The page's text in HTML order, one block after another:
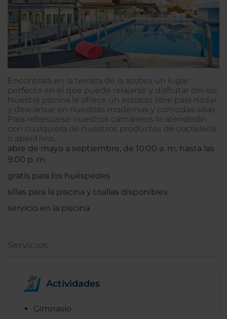
Encontrará en la terraza de la azotea un lugar
perfecto en el que puede relajarse y disfrutar del sol.
Nuestra piscina le ofrece un espacio libre para nadar
y descansar en nuestras modernas y cómodas sillas
Para refrescarse nuestros camareros lo atenderán
con cualquiera de nuestros productos de coctelería
o aperitivos.
abre de mayo a septiembre, de 10:00 a. m. hasta las
9:00 p. m.
gratis para los huéspedes
sillas para la piscina y toallas disponibles
servicio en la piscina
Servicios
Actividades
Gimnasio